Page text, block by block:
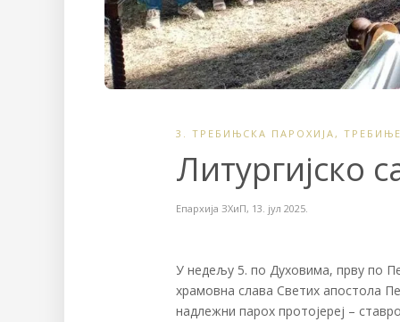
3. ТРЕБИЊСКА ПАРОХИЈА, ТРЕБИЊЕ
Литургијско
Епархија ЗХиП, 13. јул 2025.
У недељу 5. по Духовима, прву по
храмовна слава Светих апостола
надлежни парох протојереј –